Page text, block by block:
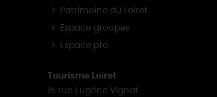
Patrimoine du Loiret
Espace groupes
Espace pro
Tourisme Loiret
15 rue Eugène Vignat